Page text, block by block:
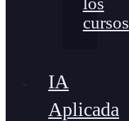
cursos
IA
Aplicada